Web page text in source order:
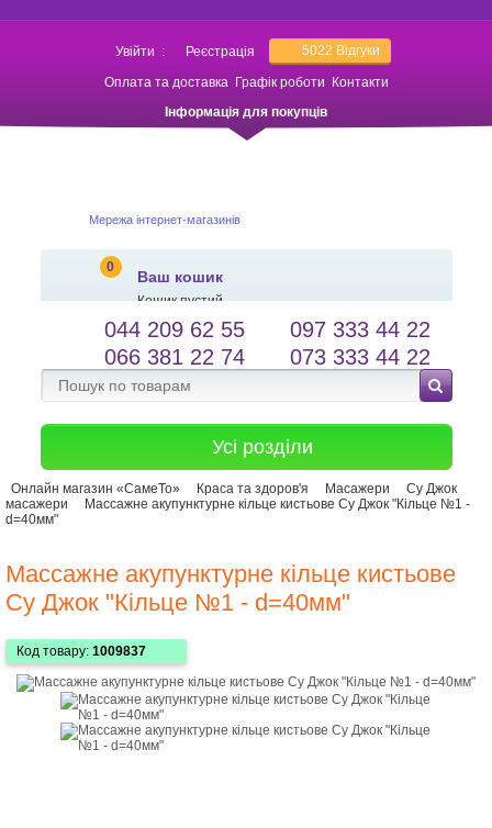
Увійти : Реєстрація 5022 Відгуки
Оплата та доставка Графік роботи
Контакти
Інформація для покупців
Мережа інтернет-магазинів
0
Ваш кошик
Кошик пустий
salessameto@gmail.com
Зворотній зв'язок
Мова сайту
044 209 62 55
097 333 44 22
066 381 22 74
073 333 44 22
Усі розділи
Онлайн магазин «СамеТо» Краса та здоров'я Масажери
Су Джок
масажери
Массажне акупунктурне кільце кистьове Су Джок "Кільце №1 -
d=40мм"
Массажне акупунктурне кільце кистьове
Су Джок "Кільце №1 - d=40мм"
Код товару: 1009837